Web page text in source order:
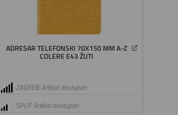
ADRESAR TELEFONSKI 70X150 MM A-Z
COLERE E43 ŽUTI
ZAGREB: Artikal dostupan
SPLIT: Artikal dostupan